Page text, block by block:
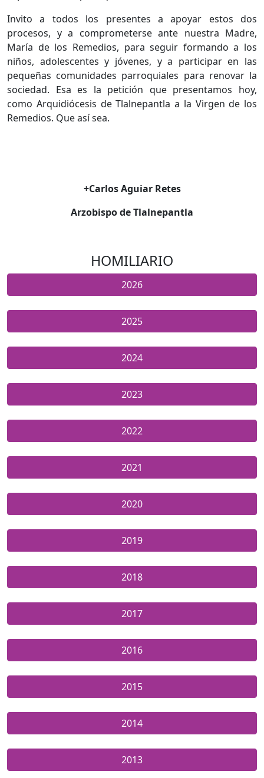
Invito a todos los presentes a apoyar estos dos
procesos, y a comprometerse ante nuestra Madre,
María de los Remedios, para seguir formando a los
niños, adolescentes y jóvenes, y a participar en las
pequeñas comunidades parroquiales para renovar la
sociedad. Esa es la petición que presentamos hoy,
como Arquidiócesis de Tlalnepantla a la Virgen de los
Remedios. Que así sea.
+Carlos Aguiar Retes
Arzobispo de Tlalnepantla
HOMILIARIO
2026
2025
2024
2023
2022
2021
2020
2019
2018
2017
2016
2015
2014
2013